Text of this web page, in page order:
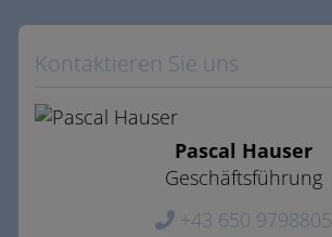
Kontaktieren Sie uns
Pascal Hauser
Geschäftsführung
+43 650 9798805